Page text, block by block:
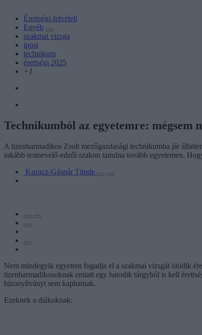
Érettségi-felvételi
Egyéb
szakmai vizsga
ipost
technikum
érettségi 2025
+1
Technikumból az egyetemre: mégsem
A tizenharmadikos Zsolt mezőgazdasági technikumba jár
inkább testnevelő-edzői szakon tanulna tovább egyetemen.
Kurucz-Gáspár Tünde
Nem mindegyik egyetem fogadja el a szakmai vizsgát ötödik
tizenharmadikosoknak emiatt egy hatodik tárgyból is kell
bizonyítványt sem kaphatnak.
Ezeknek a diákoknak: